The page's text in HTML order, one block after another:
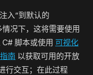
入”到默认的
况下，这将需要使用
脚本或使用 可视化
南 以获取可用的开放
行交互；在此过程